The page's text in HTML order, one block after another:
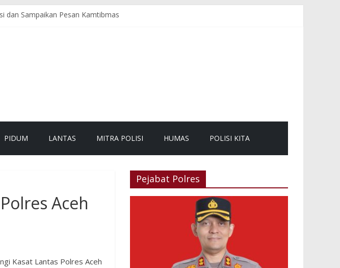
dan Sampaikan Pesan Kamtibmas
Tumbang, Jalur Nasional Kembali Lancar
Kembali Lancar
PIDUM LANTAS MITRA POLISI HUMAS POLISI KITA
Aceh
Kasat Lantas Polres Aceh
Pejabat Polres